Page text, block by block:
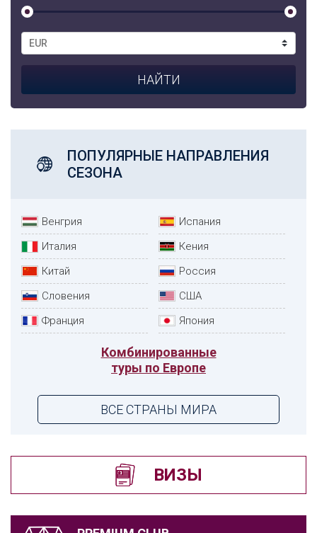
ПОПУЛЯРНЫЕ НАПРАВЛЕНИЯ
СЕЗОНА
Венгрия
Испания
Италия
Кения
Китай
Россия
Словения
США
Франция
Япония
Комбинированные
туры по Европе
ВСЕ СТРАНЫ МИРА
ВИЗЫ